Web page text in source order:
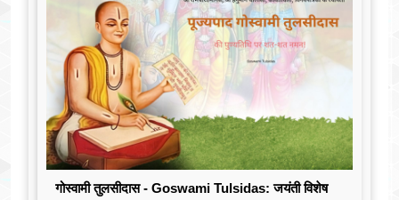
गोस्वामी तुलसीदास - Goswami Tulsidas: जयंती विशेष